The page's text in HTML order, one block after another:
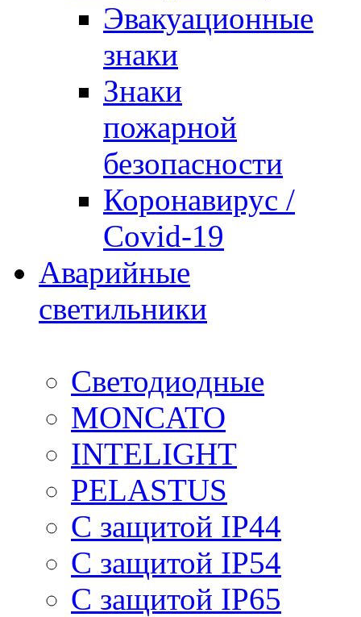
Эвакуационные
знаки
Знаки
пожарной
безопасности
Коронавирус /
Covid-19
Аварийные
светильники
Светодиодные
MONCATO
INTELIGHT
PELASTUS
С защитой IP44
С защитой IP54
С защитой IP65